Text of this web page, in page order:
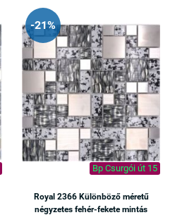
-21%
Bp Csurgói út 15
Royal 2366 Különböző méretű
négyzetes fehér-fekete mintás